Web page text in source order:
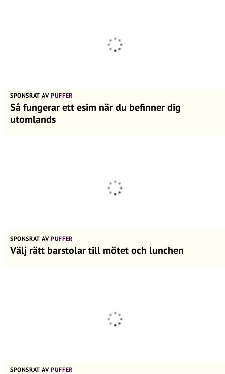
SPONSRAT AVPUFFER
Så fungerar ett esim när du befinner dig
utomlands
SPONSRAT AVPUFFER
Välj rätt barstolar till mötet och lunchen
SPONSRAT AVPUFFER